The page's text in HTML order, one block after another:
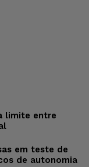
limite entre
em teste de
de autonomia